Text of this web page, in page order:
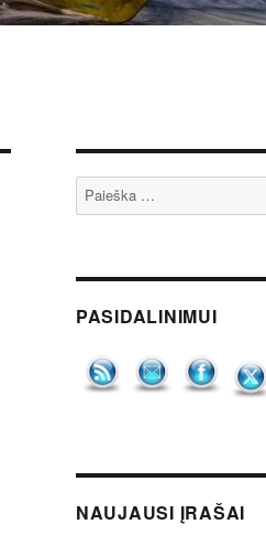
Ieškoti:
PASIDALINIMUI
NAUJAUSI ĮRAŠAI